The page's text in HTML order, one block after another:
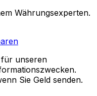
Währungsexperten.
unseren
Sie Geld senden.